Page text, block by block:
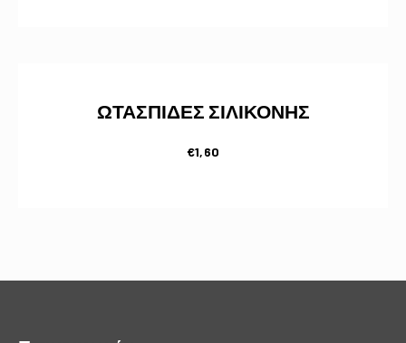
ΩΤΑΣΠΙΔΕΣ ΣΙΛΙΚΟΝΗΣ
€1,60